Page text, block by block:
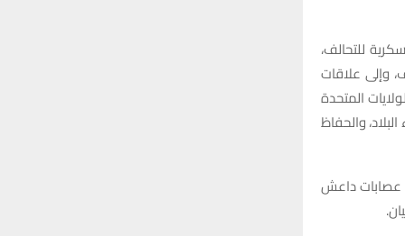
للتحالف،
وإلى علاقات
المتحدة
والحفاظ
عصابات داعش